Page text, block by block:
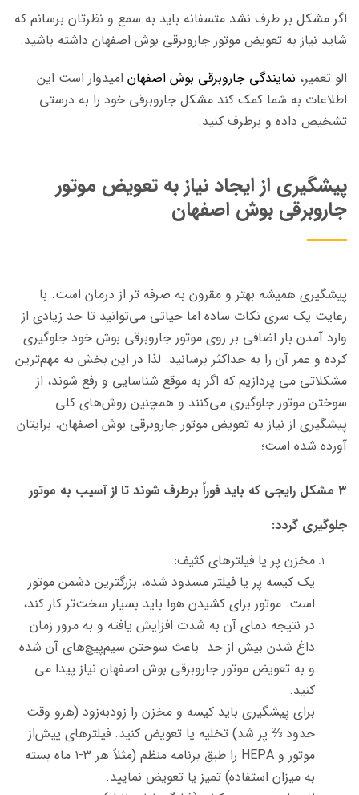
اگر مشکل بر طرف نشد متسفانه باید به سمع و نظرتان برسانم که
شاید نیاز به تعویض موتور جاروبرقی بوش اصفهان داشته باشید.
الو تعمیر، نمایندگی جاروبرقی بوش اصفهان امیدوار است این
اطلاعات به شما کمک کند مشکل جاروبرقی خود را به درستی
تشخیص داده و برطرف کنید.
پیشگیری از ایجاد نیاز به تعویض موتور
جاروبرقی بوش اصفهان
پیشگیری همیشه بهتر و مقرون‌ به‌ صرفه ‌تر از درمان است. با
رعایت یک سری نکات ساده اما حیاتی می‌توانید تا حد زیادی از
وارد آمدن بار اضافی بر روی موتور جاروبرقی بوش خود جلوگیری
کرده و عمر آن را به حداکثر برسانید. لذا در این بخش به مهم‌ترین
مشکلاتی می پردازیم که اگر به موقع شناسایی و رفع شوند، از
سوختن موتور جلوگیری می‌کنند و همچنین روش‌های کلی
پیشگیری از نیاز به تعویض موتور جاروبرقی بوش اصفهان، برایتان
آورده شده است؛
3 مشکل رایجی که باید فوراً برطرف شوند تا از آسیب به موتور
جلوگیری گردد:
مخزن پر یا فیلترهای کثیف:
یک کیسه پر یا فیلتر مسدود شده، بزرگترین دشمن موتور
است. موتور برای کشیدن هوا باید بسیار سخت‌تر کار کند،
در نتیجه دمای آن به شدت افزایش یافته و به مرور زمان
داغ شدن بیش از حد باعث سوختن سیم‌پیچ‌های آن شده
و به تعویض موتور جاروبرقی بوش اصفهان نیاز پیدا می
کنید.
برای پیشگیری باید کیسه و مخزن را زودبه‌زود (هرو وقت
حدود ⅔ پر شد) تخلیه یا تعویض کنید. فیلترهای پیش‌از
موتور و HEPA را طبق برنامه منظم (مثلاً هر ۳-۱ ماه بسته
به میزان استفاده) تمیز یا تعویض نمایید.